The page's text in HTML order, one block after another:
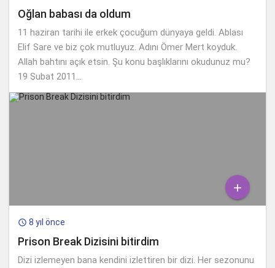
Oğlan babası da oldum
11 haziran tarihi ile erkek çocuğum dünyaya geldi. Ablası
Elif Sare ve biz çok mutluyuz. Adını Ömer Mert koyduk.
Allah bahtını açık etsin. Şu konu başlıklarını okudunuz mu?
19 Şubat 2011...

 8 yıl önce
Prison Break Dizisini bitirdim
Dizi izlemeyen bana kendini izlettiren bir dizi. Her sezonunu